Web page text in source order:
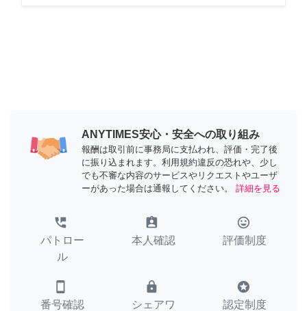
ANYTIMES安心・安全への取り組み
報酬は取引前に事務局に支払われ、評価・完了後
に振り込まれます。利用規約違反の恐れや、少し
でも不審な内容のサービスやリクエストやユーザ
ーがあった場合は通報してください。
詳細を見る
perm_phone_msg
パトロー
ル
assignment_ind
本人確認
tag_faces
評価制度
smartphone
番号確認
lock
シェアワ
stars
認定制度